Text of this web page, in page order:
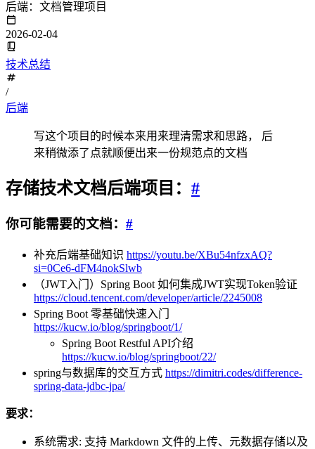
后端：文档管理项目
2026-02-04
技术总结
/
后端
写这个项目的时候本来用来理清需求和思路， 后
来稍微添了点就顺便出来一份规范点的文档
存储技术文档后端项目： #
你可能需要的文档： #
补充后端基础知识 https://youtu.be/XBu54nfzxAQ?
si=0Ce6-dFM4nokSlwb
（JWT入门）Spring Boot 如何集成JWT实现Token验证
https://cloud.tencent.com/developer/article/2245008
Spring Boot 零基础快速入门
https://kucw.io/blog/springboot/1/
Spring Boot Restful API介绍
https://kucw.io/blog/springboot/22/
spring与数据库的交互方式 https://dimitri.codes/difference-
spring-data-jdbc-jpa/
要求：
系统需求: 支持 Markdown 文件的上传、元数据存储以及